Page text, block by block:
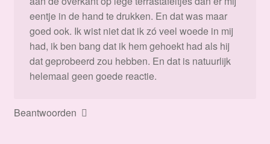
eentje in de hand te drukken. En dat was maar
goed ook. Ik wist niet dat ik zó veel woede in mij
had, ik ben bang dat ik hem gehoekt had als hij
dat geprobeerd zou hebben. En dat is natuurlijk
helemaal geen goede reactie.
Beantwoorden